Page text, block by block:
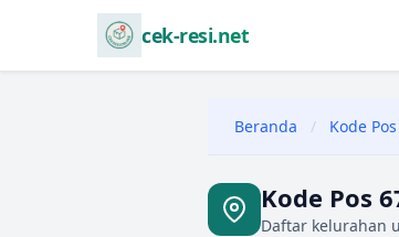
cek-resi.net
Beranda / Kode Pos
Kode Pos
Daftar kelurahan